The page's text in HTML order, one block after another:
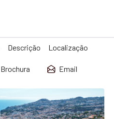
Descrição Localização
Brochura Email